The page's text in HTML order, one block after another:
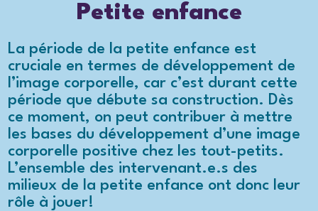
Petite enfance
La période de la petite enfance est
cruciale en termes de développement de
l’image corporelle, car c’est durant cette
période que débute sa construction. Dès
ce moment, on peut contribuer à mettre
les bases du développement d’une image
corporelle positive chez les tout-petits.
L’ensemble des intervenant.e.s des
milieux de la petite enfance ont donc leur
rôle à jouer!